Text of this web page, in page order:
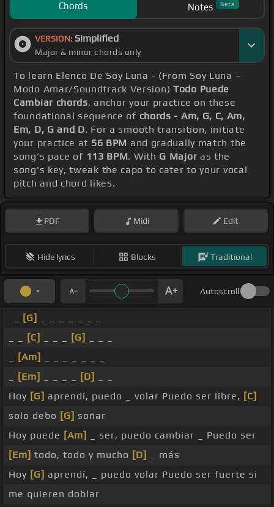
Chords Notes Beta
VERSION: Simplified
Major & minor chords only
To learn Elenco De Soy Luna - (From Soy Luna –
Modo Amar/Soundtrack Version) Todo Puede
Cambiar chords, anchor your practice on these
foundational sequence of chords - Am, G, C, Am,
Em, D, G and D. For a smooth transition, initiate
your practice at 56 BPM and gradually match the
song's pace of 113 BPM. With G Major as the
song's key, tweak the capo to cater to your vocal
pitch and chord likes.
PDF Midi Edit
Hide lyrics Blocks Traditional
Autoscroll
[G]
[C] [G]
[Am]
[Em] [D]
Hoy [G] aprendí, puedo _ volar Puedo ser libre, [C]
solo debo [G] soñar
Hoy puede [Am]
_ ser, puedo cambiar _ Puedo ser
[Em] todo, todo y mucho [D]
_ más
Hoy [G] aprendí, _ puedo volar Puedo ser fuerte si
me quieren doblar